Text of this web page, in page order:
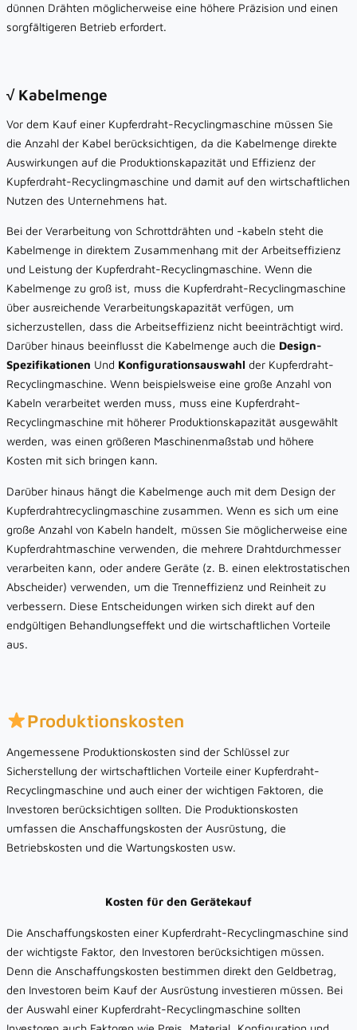
dünnen Drähten möglicherweise eine höhere Präzision und einen
sorgfältigeren Betrieb erfordert.
√ Kabelmenge
Vor dem Kauf einer Kupferdraht-Recyclingmaschine müssen Sie
die Anzahl der Kabel berücksichtigen, da die Kabelmenge direkte
Auswirkungen auf die Produktionskapazität und Effizienz der
Kupferdraht-Recyclingmaschine und damit auf den wirtschaftlichen
Nutzen des Unternehmens hat.
Bei der Verarbeitung von Schrottdrähten und -kabeln steht die
Kabelmenge in direktem Zusammenhang mit der Arbeitseffizienz
und Leistung der Kupferdraht-Recyclingmaschine. Wenn die
Kabelmenge zu groß ist, muss die Kupferdraht-Recyclingmaschine
über ausreichende Verarbeitungskapazität verfügen, um
sicherzustellen, dass die Arbeitseffizienz nicht beeinträchtigt wird.
Darüber hinaus beeinflusst die Kabelmenge auch die Design-
Spezifikationen Und Konfigurationsauswahl der Kupferdraht-
Recyclingmaschine. Wenn beispielsweise eine große Anzahl von
Kabeln verarbeitet werden muss, muss eine Kupferdraht-
Recyclingmaschine mit höherer Produktionskapazität ausgewählt
werden, was einen größeren Maschinenmaßstab und höhere
Kosten mit sich bringen kann.
Darüber hinaus hängt die Kabelmenge auch mit dem Design der
Kupferdrahtrecyclingmaschine zusammen. Wenn es sich um eine
große Anzahl von Kabeln handelt, müssen Sie möglicherweise eine
Kupferdrahtmaschine verwenden, die mehrere Drahtdurchmesser
verarbeiten kann, oder andere Geräte (z. B. einen elektrostatischen
Abscheider) verwenden, um die Trenneffizienz und Reinheit zu
verbessern. Diese Entscheidungen wirken sich direkt auf den
endgültigen Behandlungseffekt und die wirtschaftlichen Vorteile
aus.
Produktionskosten
Angemessene Produktionskosten sind der Schlüssel zur
Sicherstellung der wirtschaftlichen Vorteile einer Kupferdraht-
Recyclingmaschine und auch einer der wichtigen Faktoren, die
Investoren berücksichtigen sollten. Die Produktionskosten
umfassen die Anschaffungskosten der Ausrüstung, die
Betriebskosten und die Wartungskosten usw.
Kosten für den Gerätekauf
Die Anschaffungskosten einer Kupferdraht-Recyclingmaschine sind
der wichtigste Faktor, den Investoren berücksichtigen müssen.
Denn die Anschaffungskosten bestimmen direkt den Geldbetrag,
den Investoren beim Kauf der Ausrüstung investieren müssen. Bei
der Auswahl einer Kupferdraht-Recyclingmaschine sollten